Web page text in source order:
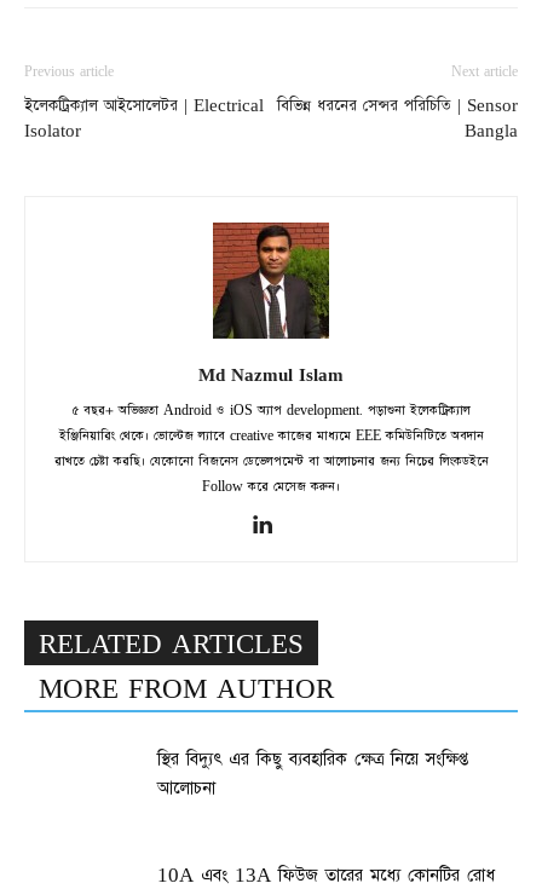
Previous article
ইলেকট্রিক্যাল আইসোলেটর | Electrical
Isolator
Next article
বিভিন্ন ধরনের সেন্সর পরিচিতি | Sensor
Bangla
Md Nazmul Islam
৫ বছর+ অভিজ্ঞতা Android ও iOS অ্যাপ development. পড়াশুনা ইলেকট্রিক্যাল
ইঞ্জিনিয়ারিং থেকে। ভোল্টেজ ল্যাবে creative কাজের মাধ্যমে EEE কমিউনিটিতে অবদান
রাখতে চেষ্টা করছি। যেকোনো বিজনেস ডেভেলপমেন্ট বা আলোচনার জন্য নিচের লিংকডইনে
Follow করে মেসেজ করুন।
RELATED ARTICLES
MORE FROM AUTHOR
স্থির বিদ্যুৎ এর কিছু ব্যবহারিক ক্ষেত্র নিয়ে সংক্ষিপ্ত
আলোচনা
10A এবং 13A ফিউজ তারের মধ্যে কোনটির রোধ